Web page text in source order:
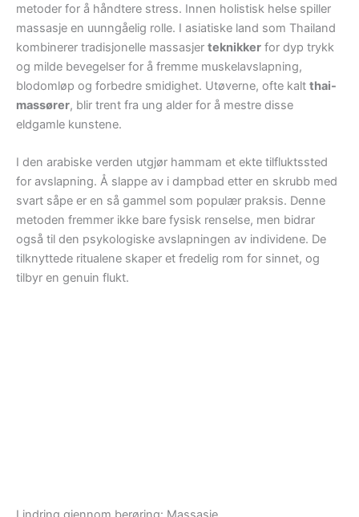
metoder for å håndtere stress. Innen holistisk helse spiller
massasje en uunngåelig rolle. I asiatiske land som Thailand
kombinerer tradisjonelle massasjer teknikker for dyp trykk
og milde bevegelser for å fremme muskelavslapning,
blodomløp og forbedre smidighet. Utøverne, ofte kalt thai-
massører, blir trent fra ung alder for å mestre disse
eldgamle kunstene.
I den arabiske verden utgjør hammam et ekte tilfluktssted
for avslapning. Å slappe av i dampbad etter en skrubb med
svart såpe er en så gammel som populær praksis. Denne
metoden fremmer ikke bare fysisk renselse, men bidrar
også til den psykologiske avslapningen av individene. De
tilknyttede ritualene skaper et fredelig rom for sinnet, og
tilbyr en genuin flukt.